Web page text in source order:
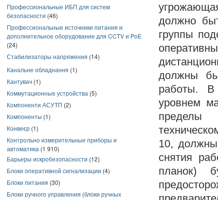
Профессиональные ИБП для систем
безопасности (46)
Профессиональные источники питания и
дополнительное оборудование для CCTV и PoE
(24)
Стабилизаторы напряжения (14)
Канальне обладнання (1)
Кантувач (1)
Коммутационные устройства (5)
Компоненти АСУТП (2)
Компоненты (1)
Конвеєр (1)
Контрольно измерительные приборы и
автоматика (1 910)
Барьеры искробезопасности (12)
Блоки оперативной сигнализации (4)
Блоки питания (30)
Блоки ручного управления (блоки ручных
должно
группы
должны
работы. В
уровнем
пределы
10, должны
снятия
планок)